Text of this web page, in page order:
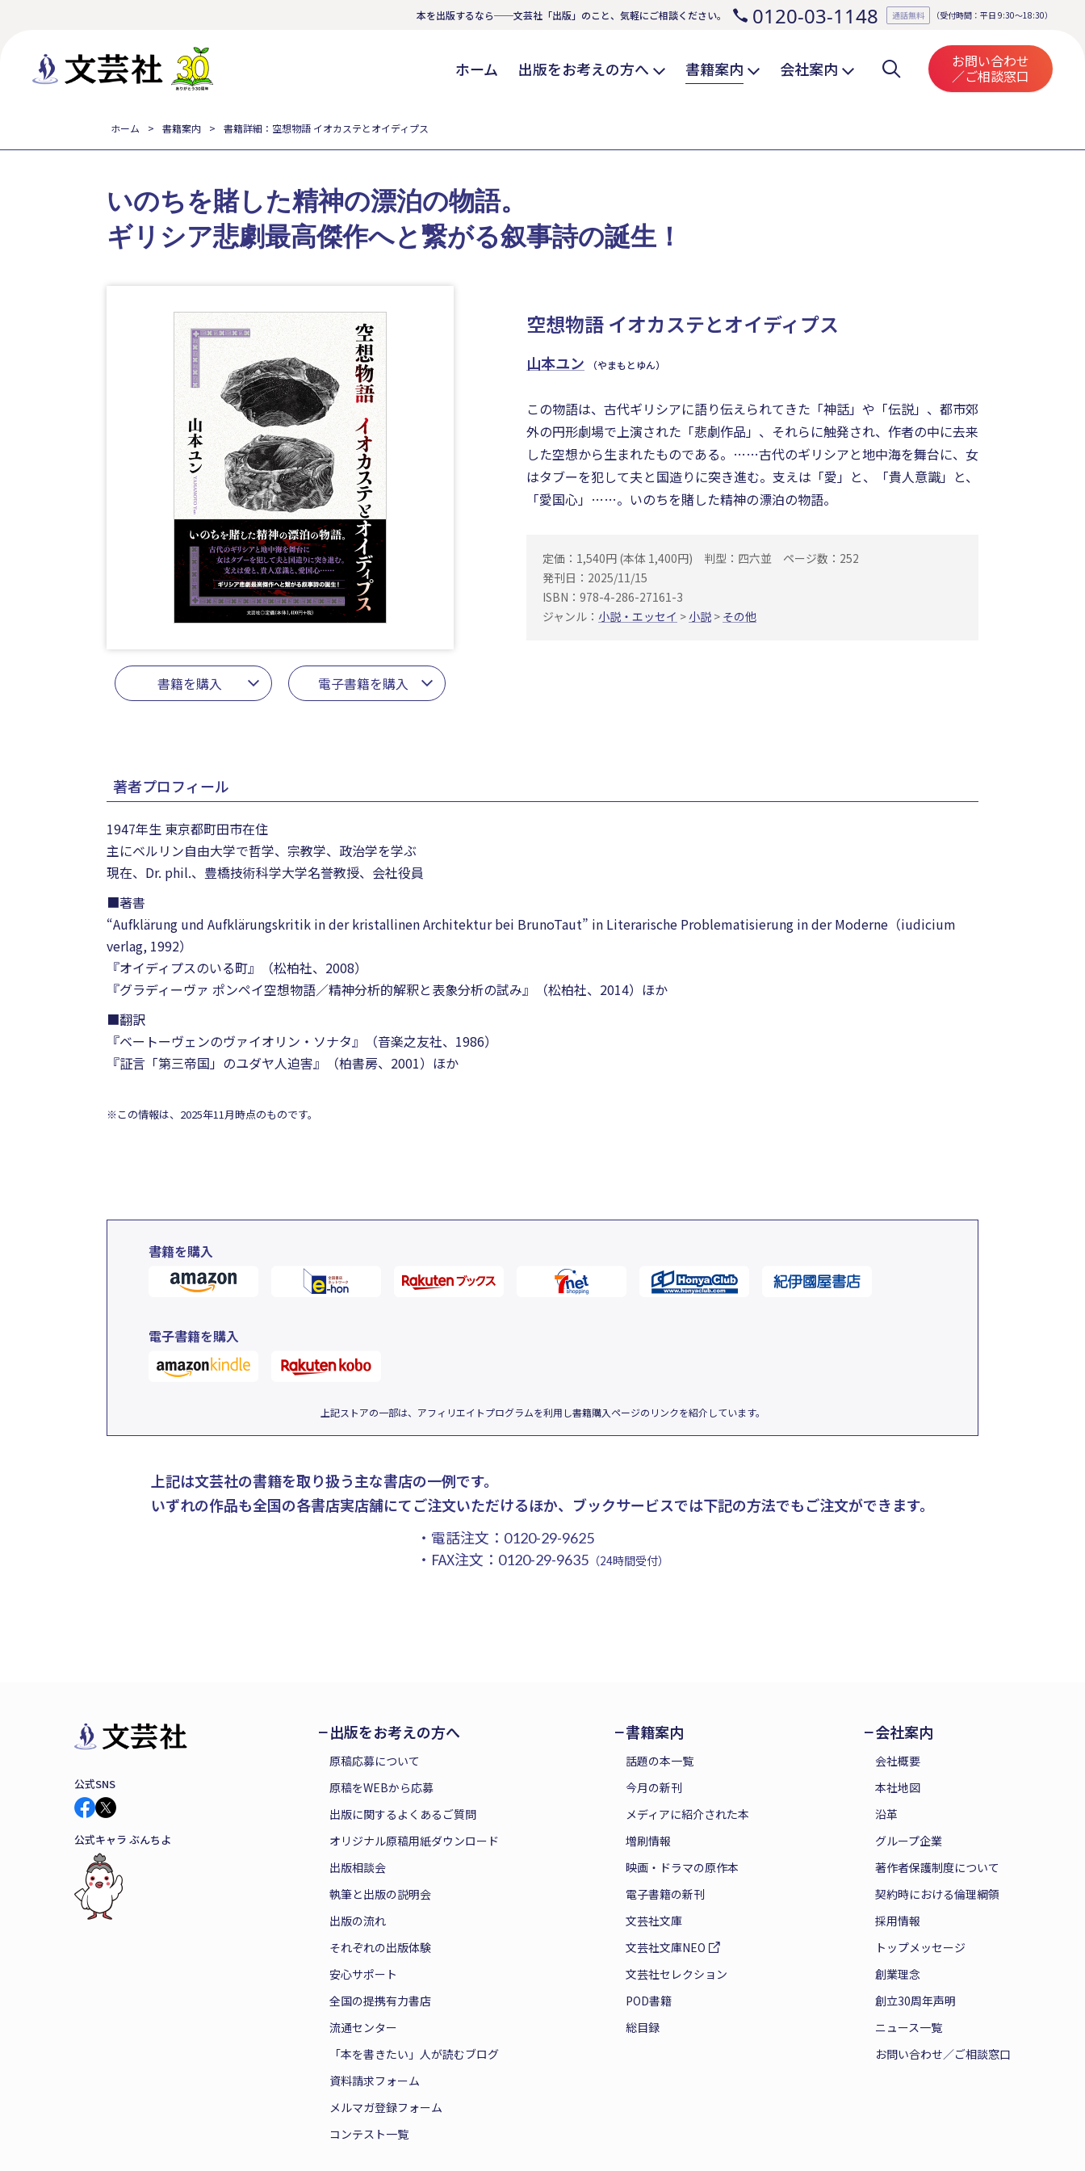
本を出版するなら──文芸社「出版」のこと、気軽にご相談ください。 0120-03-1148 通話無料 （受付時間：平日 9:30～18:30）
ホーム 出版をお考えの方へ 書籍案内 会社案内 お問い合わせ
／ご相談窓口
ホーム 書籍案内 書籍詳細：空想物語 イオカステとオイディプス
空想物語 イオカステとオイディプス
山本ユン （やまもとゆん）
書籍を購入 電子書籍を購入
いのちを賭した精神の漂泊の物語。
ギリシア悲劇最高傑作へと繋がる叙事詩の誕生！
この物語は、古代ギリシアに語り伝えられてきた「神話」や「伝説」、都市郊
外の円形劇場で上演された「悲劇作品」、それらに触発され、作者の中に去来
した空想から生まれたものである。……古代のギリシアと地中海を舞台に、女
はタブーを犯して夫と国造りに突き進む。支えは「愛」と、「貴人意識」と、
「愛国心」……。いのちを賭した精神の漂泊の物語。
定価：1,540円 (本体 1,400円) 判型：四六並
ページ数：252
発刊日：2025/11/15
ISBN：978-4-286-27161-3
ジャンル： 小説・エッセイ > 小説 > その他
著者プロフィール
1947年生 東京都町田市在住
主にベルリン自由大学で哲学、宗教学、政治学を学ぶ
現在、Dr. phil.、豊橋技術科学大学名誉教授、会社役員
■著書
“Aufklärung und Aufklärungskritik in der kristallinen Architektur bei BrunoTaut” in Literarische Problematisierung in der Moderne（iudicium
verlag, 1992）
『オイディプスのいる町』（松柏社、2008）
『グラディーヴァ ポンペイ空想物語／精神分析的解釈と表象分析の試み』（松柏社、2014）ほか
■翻訳
『ベートーヴェンのヴァイオリン・ソナタ』（音楽之友社、1986）
『証言「第三帝国」のユダヤ人迫害』（柏書房、2001）ほか
※この情報は、2025年11月時点のものです。
書籍を購入
電子書籍を購入
上記ストアの一部は、アフィリエイトプログラムを利用し書籍購入ページのリンクを紹介しています。
上記は文芸社の書籍を取り扱う主な書店の一例です。
いずれの作品も全国の各書店実店舗にてご注文いただけるほか、ブックサービスでは下記の方法でもご注文ができます。
・電話注文： 0120-29-9625
・FAX注文： 0120-29-9635（24時間受付）
公式SNS
公式キャラ ぶんちよ
出版をお考えの方へ
原稿応募について
原稿をWEBから応募
出版に関するよくあるご質問
オリジナル原稿用紙ダウンロード
出版相談会
執筆と出版の説明会
出版の流れ
それぞれの出版体験
安心サポート
全国の提携有力書店
流通センター
「本を書きたい」人が読むブログ
資料請求フォーム
メルマガ登録フォーム
コンテスト一覧
書籍案内
話題の本一覧
今月の新刊
メディアに紹介された本
増刷情報
映画・ドラマの原作本
電子書籍の新刊
文芸社文庫
文芸社文庫NEO
文芸社セレクション
POD書籍
総目録
会社案内
会社概要
本社地図
沿革
グループ企業
著作者保護制度について
契約時における倫理綱領
採用情報
トップメッセージ
創業理念
創立30周年声明
ニュース一覧
お問い合わせ／ご相談窓口